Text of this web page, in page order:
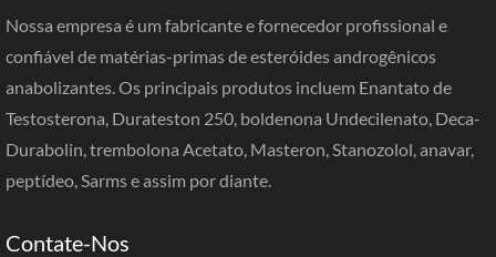
Nossa empresa é um fabricante e fornecedor profissional e
confiável de matérias-primas de esteróides androgênicos
anabolizantes. Os principais produtos incluem Enantato de
Testosterona, Durateston 250, boldenona Undecilenato, Deca-
Durabolin, trembolona Acetato, Masteron, Stanozolol, anavar,
peptídeo, Sarms e assim por diante.
Contate-Nos